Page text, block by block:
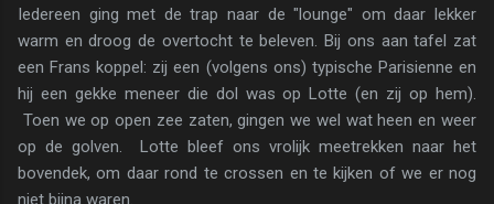
Iedereen ging met de trap naar de "lounge" om daar lekker
warm en droog de overtocht te beleven. Bij ons aan tafel zat
een Frans koppel: zij een (volgens ons) typische Parisienne en
hij een gekke meneer die dol was op Lotte (en zij op hem).
Toen we op open zee zaten, gingen we wel wat heen en weer
op de golven. Lotte bleef ons vrolijk meetrekken naar het
bovendek, om daar rond te crossen en te kijken of we er nog
niet bijna waren.